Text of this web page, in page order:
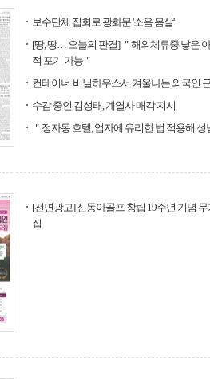
보수단체 집회로 광화문 '소음 몸살'
[땅, 땅… 오늘의 판결] ＂해외체류중 낳은
적 포기 가능＂
컨테이너·비닐하우스서 겨울나는 외국인
수감 중인 김성태, 계열사 매각 지시
＂정자동 호텔, 업자에 유리한 법 적용해 성
[전면광고] 신동아골프 창립 19주년 기념
집